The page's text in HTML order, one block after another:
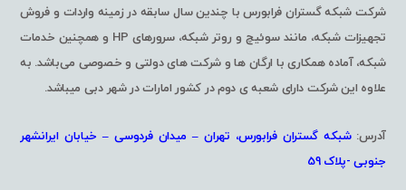
شرکت شبکه گستران فرابورس با چندین سال سابقه در زمینه واردات و فروش
تجهیزات شبکه، مانند سوئیچ و روتر شبکه، سرورهای HP و همچنین خدمات
شبکه، آماده همکاری با ارگان ها و شرکت های دولتی و خصوصی می‌باشد. به
علاوه این شرکت دارای شعبه ی دوم در کشور امارات در شهر دبی میباشد.
آدرس:شبکه گستران فرابورس، تهران – میدان فردوسی – خیابان ایرانشهر
جنوبی -پلاک 59